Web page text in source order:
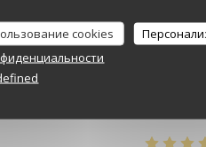
cookies
:5/5 Меню:4/5 Цена / качество